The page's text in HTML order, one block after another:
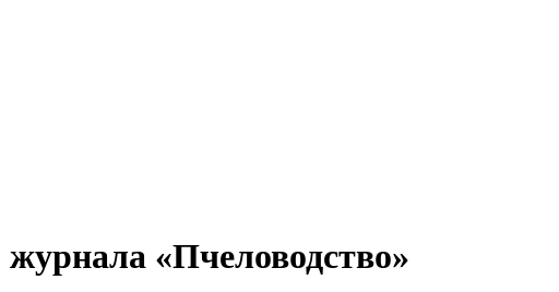
«Пчеловодство»